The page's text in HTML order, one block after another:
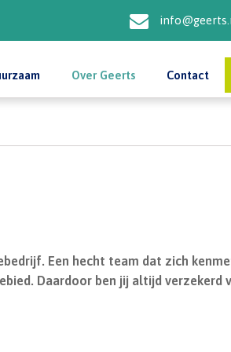
Over Geerts Contact
Een hecht team dat zich
Daardoor ben jij altijd verzekerd